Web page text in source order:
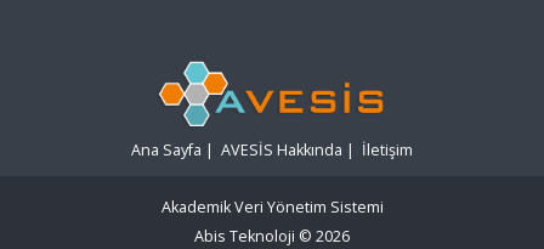
Ana Sayfa | AVESİS Hakkında | İletişim
Akademik Veri Yönetim Sistemi
Abis Teknoloji © 2026